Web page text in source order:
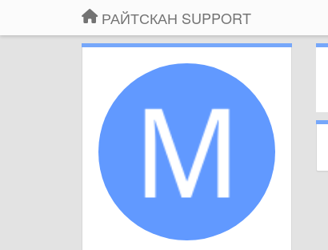
РАЙТСКАН SUPPORT